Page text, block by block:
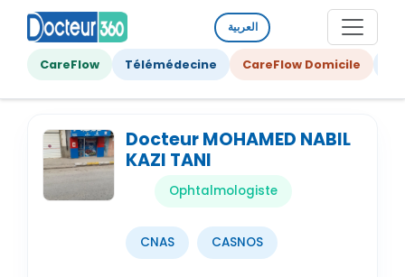
العربية
CareFlow Télémédecine CareFlow Domicile
Docteur MOHAMED NABIL
KAZI TANI
Ophtalmologiste
CNAS CASNOS